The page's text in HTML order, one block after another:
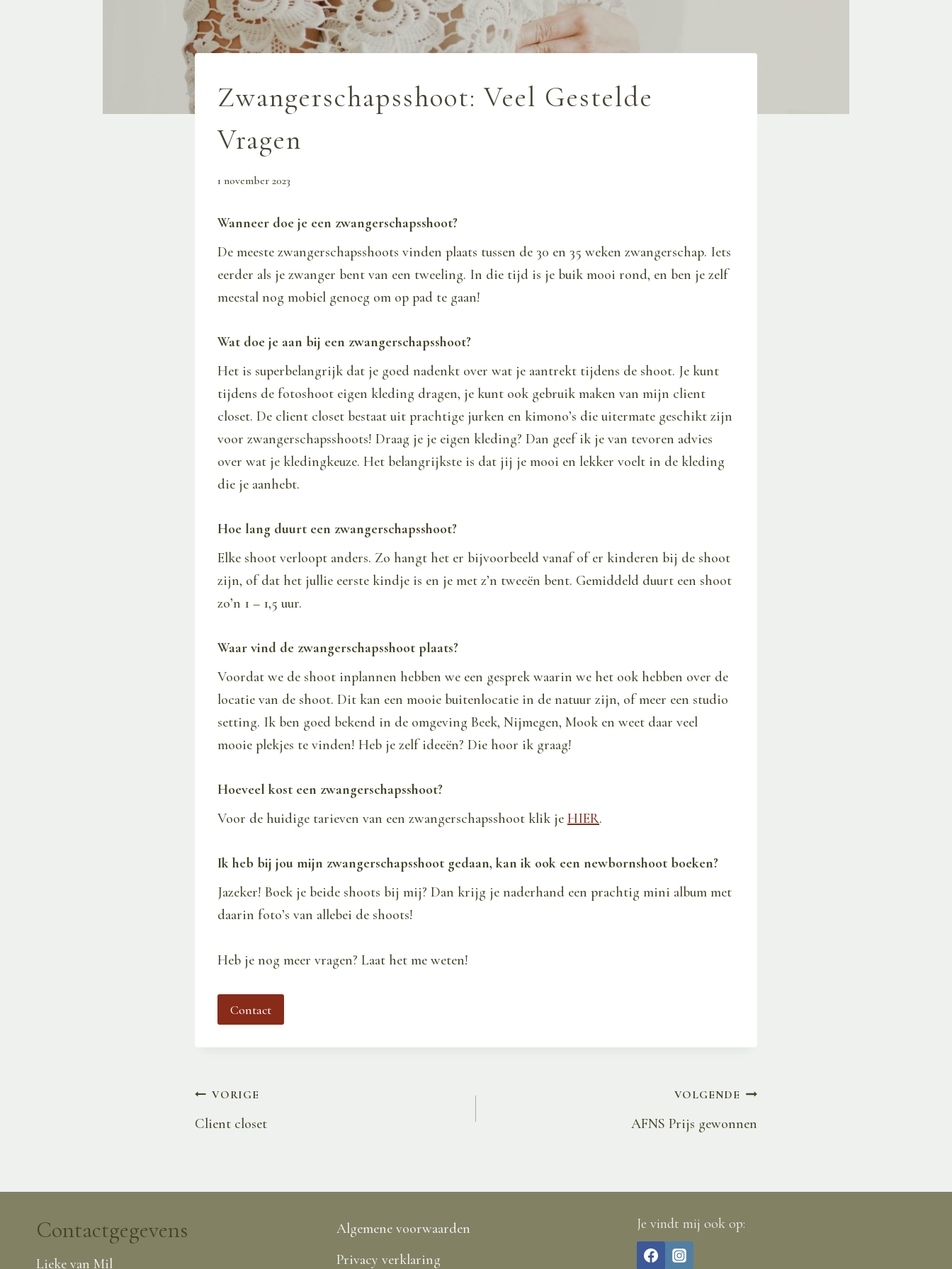
Zwangerschapsshoot: Veel Gestelde
Vragen
1 november 2023
Wanneer doe je een zwangerschapsshoot?
De meeste zwangerschapsshoots vinden plaats tussen de 30 en 35 weken zwangerschap. Iets
eerder als je zwanger bent van een tweeling. In die tijd is je buik mooi rond, en ben je zelf
meestal nog mobiel genoeg om op pad te gaan!
Wat doe je aan bij een zwangerschapsshoot?
Het is superbelangrijk dat je goed nadenkt over wat je aantrekt tijdens de shoot. Je kunt
tijdens de fotoshoot eigen kleding dragen, je kunt ook gebruik maken van mijn client
closet. De client closet bestaat uit prachtige jurken en kimono’s die uitermate geschikt zijn
voor zwangerschapsshoots! Draag je je eigen kleding? Dan geef ik je van tevoren advies
over wat je kledingkeuze. Het belangrijkste is dat jij je mooi en lekker voelt in de kleding
die je aanhebt.
Hoe lang duurt een zwangerschapsshoot?
Elke shoot verloopt anders. Zo hangt het er bijvoorbeeld vanaf of er kinderen bij de shoot
zijn, of dat het jullie eerste kindje is en je met z’n tweeën bent. Gemiddeld duurt een shoot
zo’n 1 – 1,5 uur.
Waar vind de zwangerschapsshoot plaats?
Voordat we de shoot inplannen hebben we een gesprek waarin we het ook hebben over de
locatie van de shoot. Dit kan een mooie buitenlocatie in de natuur zijn, of meer een studio
setting. Ik ben goed bekend in de omgeving Beek, Nijmegen, Mook en weet daar veel
mooie plekjes te vinden! Heb je zelf ideeën? Die hoor ik graag!
Hoeveel kost een zwangerschapsshoot?
Voor de huidige tarieven van een zwangerschapsshoot klik je HIER.
Ik heb bij jou mijn zwangerschapsshoot gedaan, kan ik ook een newbornshoot boeken?
Jazeker! Boek je beide shoots bij mij? Dan krijg je naderhand een prachtig mini album met
daarin foto’s van allebei de shoots!
Heb je nog meer vragen? Laat het me weten!
Contact
Bericht
VORIGE
Client closet
VOLGENDE
AFNS Prijs gewonnen
Contactgegevens
Lieke van Mil
Algemene voorwaarden
Privacy verklaring
Je vindt mij ook op: